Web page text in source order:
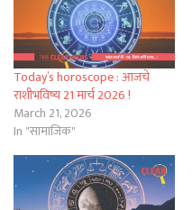
Today’s horoscope : आजचे
राशीभविष्य 21 मार्च 2026 !
March 21, 2026
In "सामाजिक"